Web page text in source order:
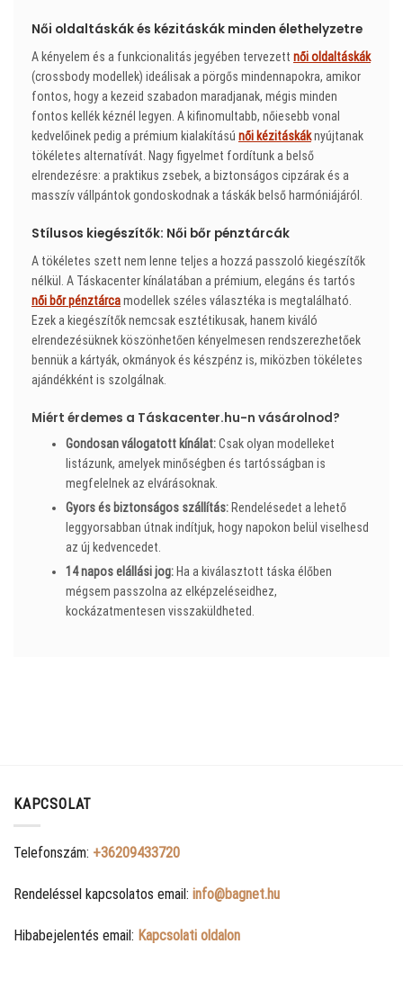
Női oldaltáskák és kézitáskák minden élethelyzetre
A kényelem és a funkcionalitás jegyében tervezett női oldaltáskák
(crossbody modellek) ideálisak a pörgős mindennapokra, amikor
fontos, hogy a kezeid szabadon maradjanak, mégis minden
fontos kellék kéznél legyen. A kifinomultabb, nőiesebb vonal
kedvelőinek pedig a prémium kialakítású női kézitáskáknyújtanak
tökéletes alternatívát. Nagy figyelmet fordítunk a belső
elrendezésre: a praktikus zsebek, a biztonságos cipzárak és a
masszív vállpántok gondoskodnak a táskák belső harmóniájáról.
Stílusos kiegészítők: Női bőr pénztárcák
A tökéletes szett nem lenne teljes a hozzá passzoló kiegészítők
nélkül. A Táskacenter kínálatában a prémium, elegáns és tartós
női bőr pénztárcamodellek széles választéka is megtalálható.
Ezek a kiegészítők nemcsak esztétikusak, hanem kiváló
elrendezésüknek köszönhetően kényelmesen rendszerezhetőek
bennük a kártyák, okmányok és készpénz is, miközben tökéletes
ajándékként is szolgálnak.
Miért érdemes a Táskacenter.hu-n vásárolnod?
Gondosan válogatott kínálat:Csak olyan modelleket
listázunk, amelyek minőségben és tartósságban is
megfelelnek az elvárásoknak.
Gyors és biztonságos szállítás:Rendelésedet a lehető
leggyorsabban útnak indítjuk, hogy napokon belül viselhesd
az új kedvencedet.
14 napos elállási jog:Ha a kiválasztott táska élőben
mégsem passzolna az elképzeléseidhez,
kockázatmentesen visszaküldheted.
KAPCSOLAT
Telefonszám: +36209433720
Rendeléssel kapcsolatos email: info@bagnet.hu
Hibabejelentés email: Kapcsolati oldalon